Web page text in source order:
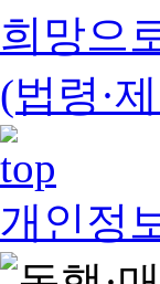
희망으
(법령·
개인정